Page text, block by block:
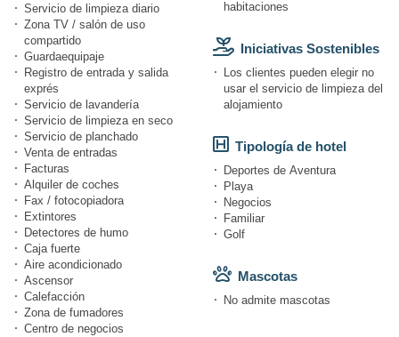
Servicio de limpieza diario
Zona TV / salón de uso
compartido
Guardaequipaje
Registro de entrada y salida
exprés
Servicio de lavandería
Servicio de limpieza en seco
Servicio de planchado
Venta de entradas
Facturas
Alquiler de coches
Fax / fotocopiadora
Extintores
Detectores de humo
Caja fuerte
Aire acondicionado
Ascensor
Calefacción
Zona de fumadores
Centro de negocios
habitaciones
Iniciativas Sostenibles
Los clientes pueden elegir no
usar el servicio de limpieza del
alojamiento
Tipología de hotel
Deportes de Aventura
Playa
Negocios
Familiar
Golf
Mascotas
No admite mascotas